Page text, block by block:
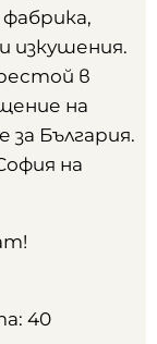
изкушения.
в
на
България.
на
40